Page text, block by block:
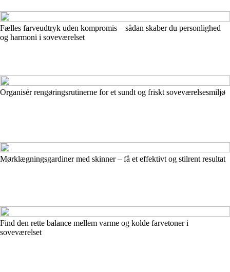
Fælles farveudtryk uden kompromis – sådan skaber du personlighed
og harmoni i soveværelset
Organisér rengøringsrutinerne for et sundt og friskt soveværelsesmiljø
Mørklægningsgardiner med skinner – få et effektivt og stilrent resultat
Find den rette balance mellem varme og kolde farvetoner i
soveværelset